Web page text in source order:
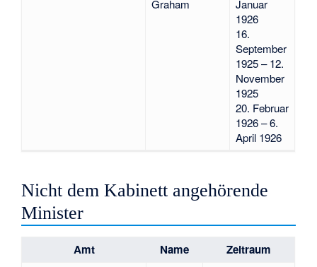
Graham
Januar
1926
16.
September
1925 – 12.
November
1925
20. Februar
1926 – 6.
April 1926
Nicht dem Kabinett angehörende
Minister
Amt Name Zeitraum